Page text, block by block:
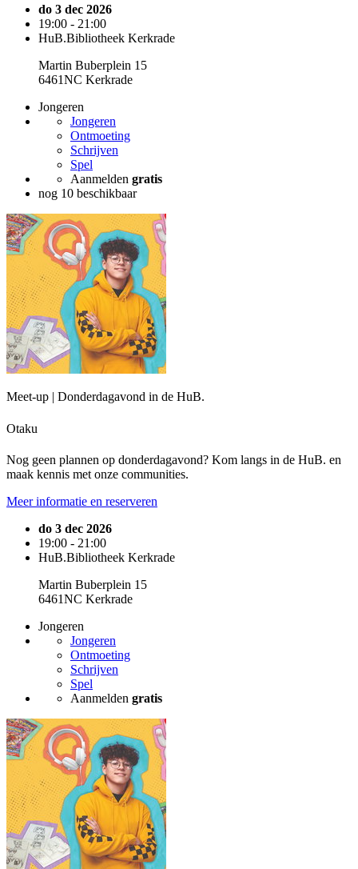
do 3 dec 2026
19:00 - 21:00
HuB.Bibliotheek Kerkrade
Martin Buberplein 15
6461NC Kerkrade
Jongeren
Jongeren
Ontmoeting
Schrijven
Spel
Aanmelden gratis
nog 10 beschikbaar
Meet-up | Donderdagavond in de HuB.
Otaku
Nog geen plannen op donderdagavond? Kom langs in de HuB. en
maak kennis met onze communities.
Meer informatie en reserveren
do 3 dec 2026
19:00 - 21:00
HuB.Bibliotheek Kerkrade
Martin Buberplein 15
6461NC Kerkrade
Jongeren
Jongeren
Ontmoeting
Schrijven
Spel
Aanmelden gratis